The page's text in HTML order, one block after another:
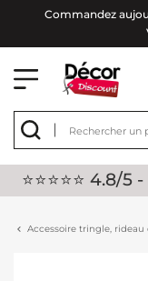
Commandez
⭐⭐⭐⭐⭐
Accessoire tringle, rideau